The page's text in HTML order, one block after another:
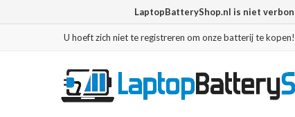
LaptopBatteryShop.nl is niet
U hoeft zich niet te registreren om onze batterij te kopen!